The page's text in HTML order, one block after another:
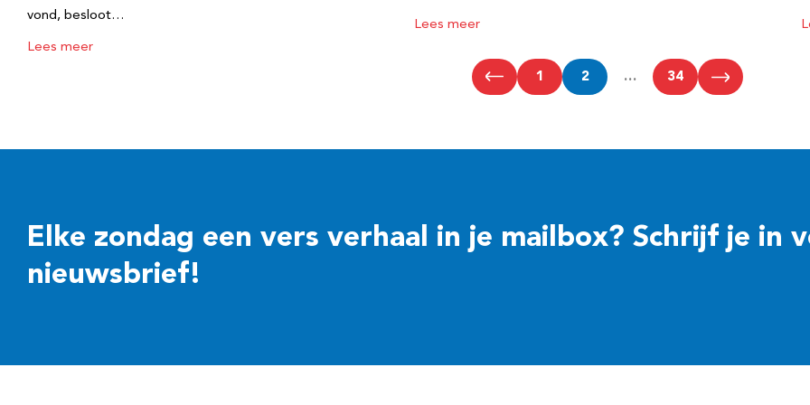
vond, besloot…
Lees meer
Lees meer
1 2 … 34
Elke zondag een vers verhaal in je mailbox? Schrijf je in
nieuwsbrief!